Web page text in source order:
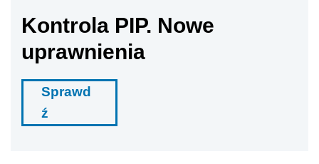
Kontrola PIP. Nowe
uprawnienia
Sprawd
ź